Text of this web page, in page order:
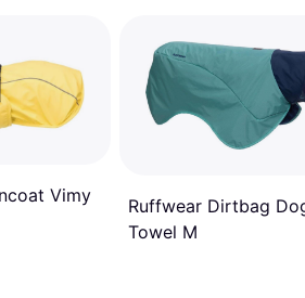
Vimy
Ruffwear Dirtbag
Towel M